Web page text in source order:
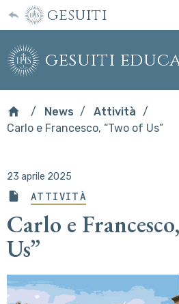
gesuiti
gesuiti
News
Attività
Carlo e Francesco, “Two of Us”
23 aprile 2025
ATTIVITÀ
Carlo e
Us”